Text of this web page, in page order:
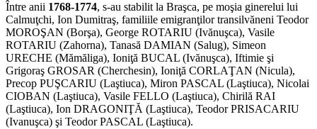
Între anii 1768-1774, s-au stabilit la Braşca, pe moşia ginerelui lui
Calmuţchi, Ion Dumitraş, familiile emigranţilor transilvăneni Teodor
MOROŞAN (Borşa), George ROTARIU (Ivănuşca), Vasile
ROTARIU (Zahorna), Tanasă DAMIAN (Salug), Simeon
URECHE (Mămăliga), Ioniţă BUCAL (Ivănuşca), Iftimie şi
Grigoraş GROSAR (Cherchesin), Ioniţă CORLAŢAN (Nicula),
Precop PUŞCARIU (Laştiuca), Miron PASCAL (Laştiuca), Nicolai
CIOBAN (Laştiuca), Vasile FELLO (Laştiuca), Chirilă RAI
(Laştiuca), Ion DRAGONIŢĂ (Laştiuca), Teodor PRISACARIU
(Ivanuşca) şi Teodor PASCAL (Laştiuca).